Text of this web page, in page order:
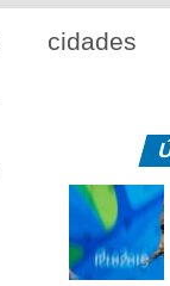
cidades